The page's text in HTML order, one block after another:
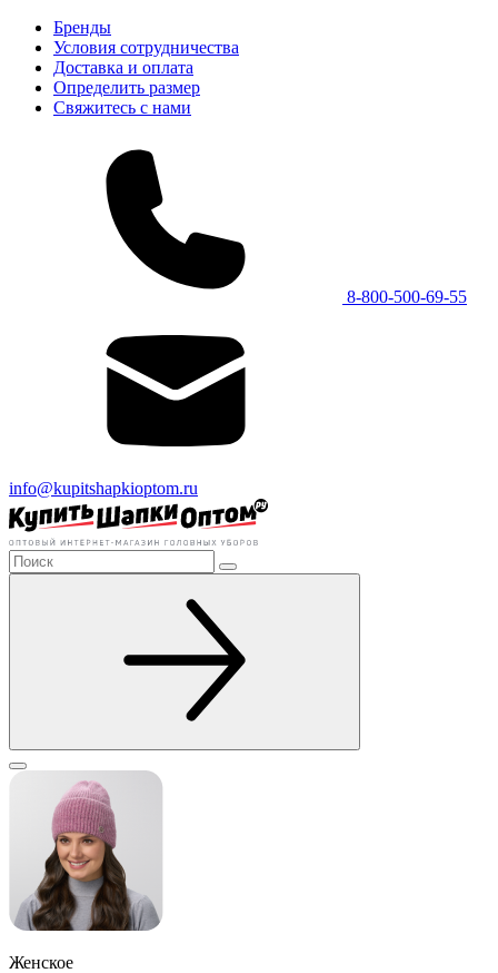
Бренды
Условия сотрудничества
Доставка и оплата
Определить размер
Свяжитесь с нами
8-800-500-69-55
info@kupitshapkioptom.ru
Женское